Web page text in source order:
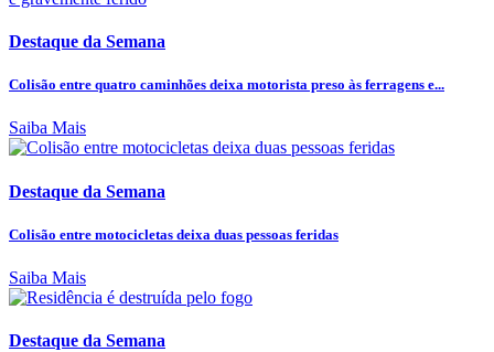
Destaque da Semana
Colisão entre quatro caminhões deixa motorista preso às ferragens e...
Saiba Mais
Destaque da Semana
Colisão entre motocicletas deixa duas pessoas feridas
Saiba Mais
Destaque da Semana